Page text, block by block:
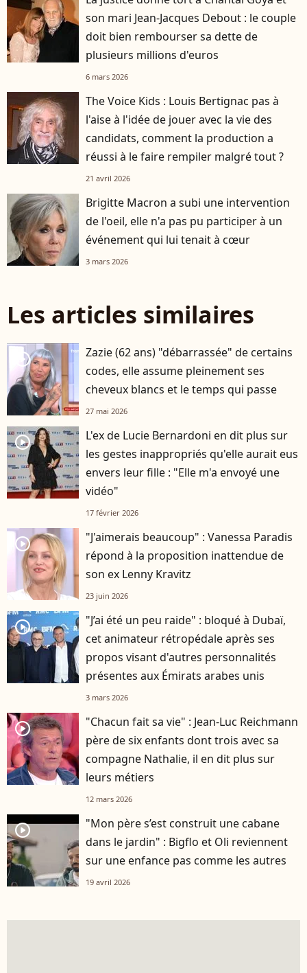
son mari Jean-Jacques Debout : le couple
doit bien rembourser sa dette de
plusieurs millions d'euros
6 mars 2026
The Voice Kids : Louis Bertignac pas à
l'aise à l'idée de jouer avec la vie des
candidats, comment la production a
réussi à le faire rempiler malgré tout ?
21 avril 2026
Brigitte Macron a subi une intervention
de l'oeil, elle n'a pas pu participer à un
événement qui lui tenait à cœur
3 mars 2026
Les articles similaires
player2
Zazie (62 ans) "débarrassée" de certains
codes, elle assume pleinement ses
cheveux blancs et le temps qui passe
27 mai 2026
player2
L'ex de Lucie Bernardoni en dit plus sur
les gestes inappropriés qu'elle aurait eus
envers leur fille : "Elle m'a envoyé une
vidéo"
17 février 2026
player2
"J'aimerais beaucoup" : Vanessa Paradis
répond à la proposition inattendue de
son ex Lenny Kravitz
23 juin 2026
player2
"J’ai été un peu raide" : bloqué à Dubaï,
cet animateur rétropédale après ses
propos visant d'autres personnalités
présentes aux Émirats arabes unis
3 mars 2026
player2
"Chacun fait sa vie" : Jean-Luc Reichmann
père de six enfants dont trois avec sa
compagne Nathalie, il en dit plus sur
leurs métiers
12 mars 2026
player2
"Mon père s’est construit une cabane
dans le jardin" : Bigflo et Oli reviennent
sur une enfance pas comme les autres
19 avril 2026